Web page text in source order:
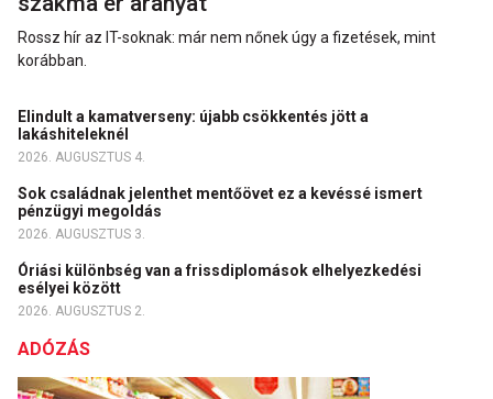
Rossz hír az IT-soknak: már nem nőnek úgy a fizetések, mint
korábban.
Elindult a kamatverseny: újabb csökkentés jött a
lakáshiteleknél
2026. AUGUSZTUS 4.
Sok családnak jelenthet mentőövet ez a kevéssé ismert
pénzügyi megoldás
2026. AUGUSZTUS 3.
Óriási különbség van a frissdiplomások elhelyezkedési
esélyei között
2026. AUGUSZTUS 2.
ADÓZÁS